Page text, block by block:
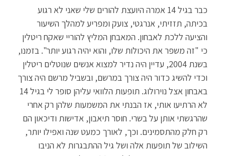
כבר בגיל 14 אמרה היועצת להורים שלי שאני לא רגוע
בכיתה, תזזיתי, אנרגטי, צועק ומפריע למהלך השיעור
והציעה ללכת לאבחון. המאבחן המליץ להוריי שאקח ריטלין
כי "זה משפר את היכולות שלו, והוא יהיה רגוע יותר". בזמנו,
בשנת 2004, עדיין היה נדיר למצוא אנשים שנוטלים ריטלין
וכדי להשיג כדור היה צורך במרשם, ובשביל מרשם היה צורך
באבחון אצל נוירולוג. תופעות הלוואי עליהן סופר לי בגיל 14
לא הרתיעו אותי, אז הבנתי את המשמעות שלהן רק אחרי
שהרגשתי אותן על בשרי. חוסר תיאבון, אדישות ודיכאון הם
רק חלק מהתסמינים. וכך, לאורך כמעט שנה ואפילו יותר,
השילוב של תופעות אלה ושל גיל ההתבגרות לא הניבו